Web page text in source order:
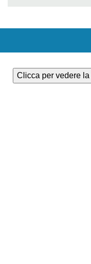
Clicca per vedere la